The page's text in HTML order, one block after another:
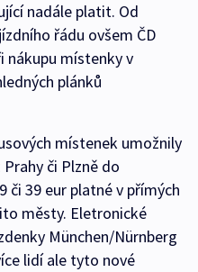
nadále platit. Od
řádu ovšem ČD
nákupu místenky v
plánků
místenek umožnily
či Plzně do
či 39 eur platné v přímých
městy. Eletronické
München/Nürnberg
lidí ale tyto nové